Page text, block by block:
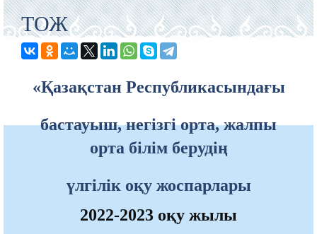
ТОЖ
«Қазақстан Республикасындағы
бастауыш, негізгі орта, жалпы
орта білім берудің
үлгілік оқу жоспарлары
2022-2023 оқу жылы